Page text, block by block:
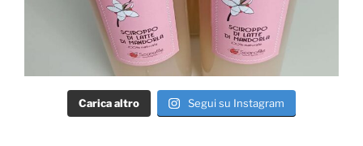
Carica altro Segui su Instagram